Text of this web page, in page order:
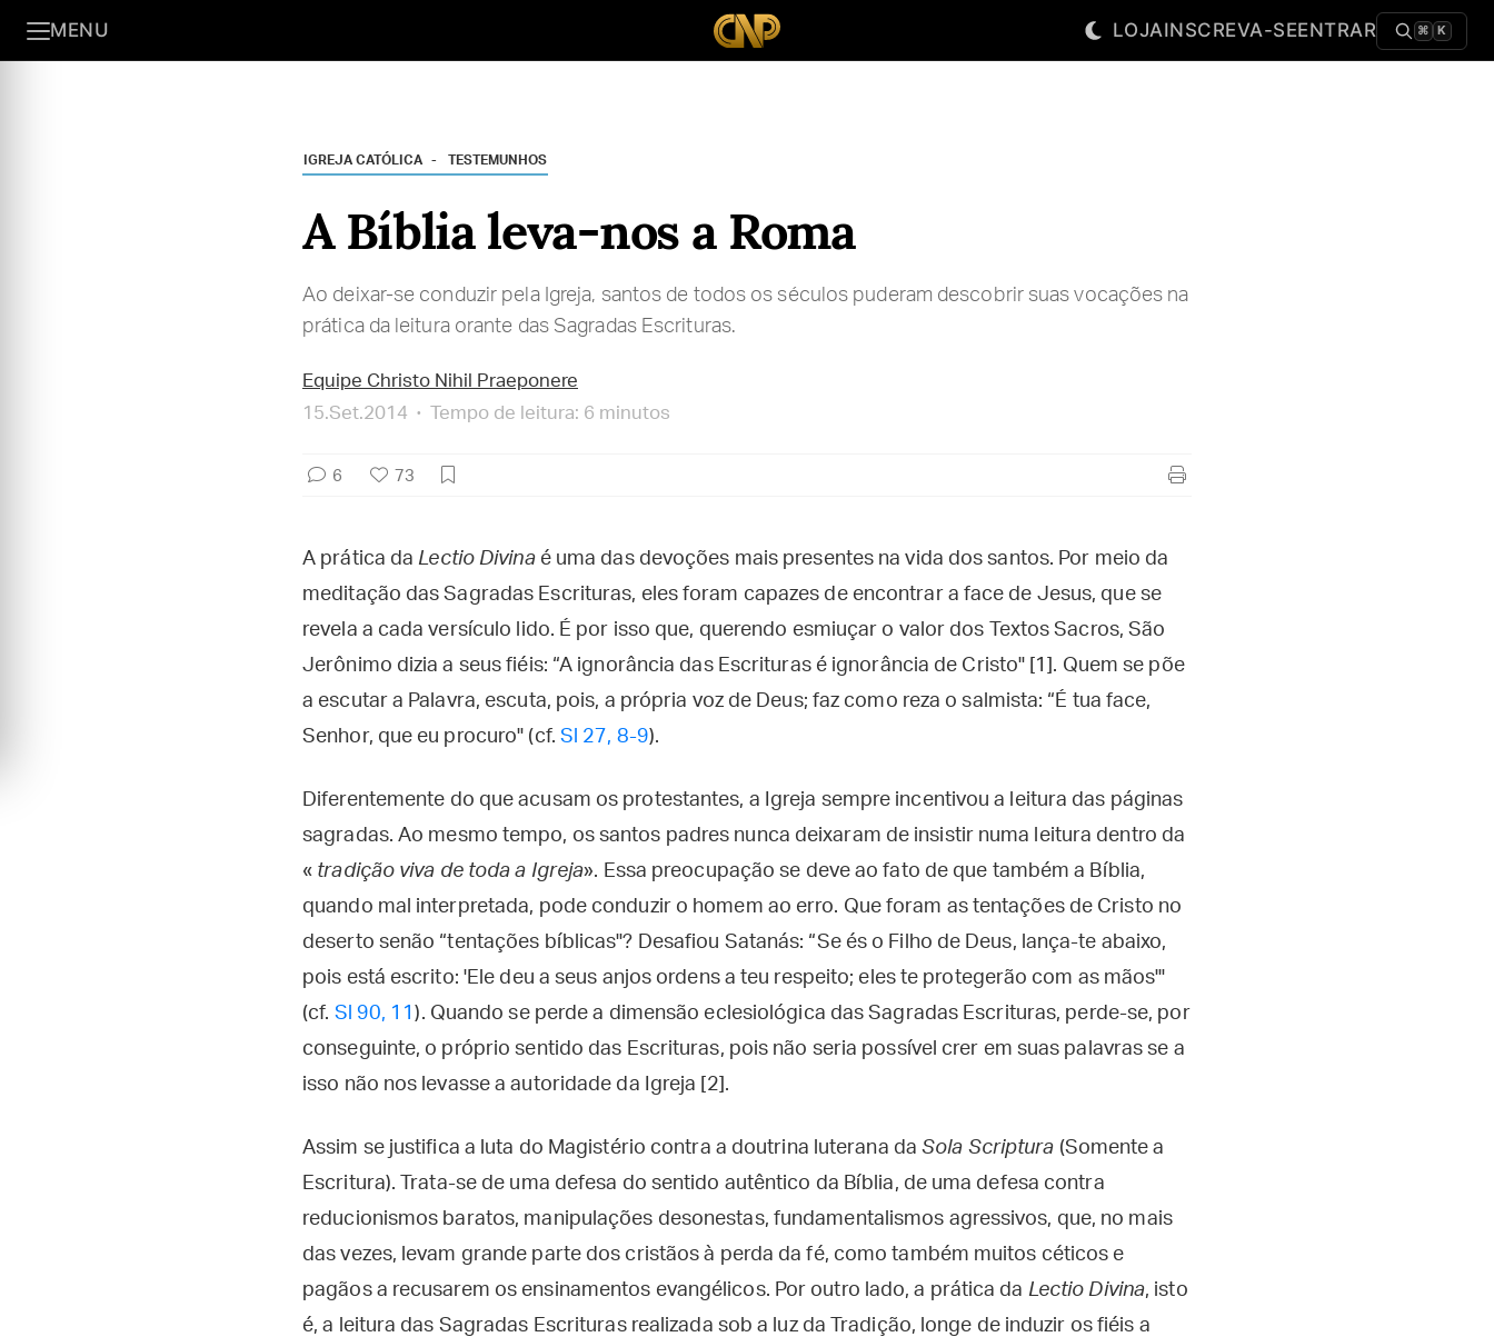
MENU LOJAINSCREVA-SEENTRAR ⌘ K
IGREJA CATÓLICA TESTEMUNHOS
A Bíblia leva-nos a Roma
Ao deixar-se conduzir pela Igreja, santos de todos os séculos puderam descobrir suas vocações na
prática da leitura orante das Sagradas Escrituras.
Equipe Christo Nihil Praeponere
15.Set.2014
Tempo de leitura: 6 minutos
6 73
A prática daLectio Divinaé uma das devoções mais presentes na vida dos santos. Por meio da
meditação das Sagradas Escrituras, eles foram capazes de encontrar a face de Jesus, que se
revela a cada versículo lido. É por isso que, querendo esmiuçar o valor dos Textos Sacros, São
Jerônimo dizia a seus fiéis: “A ignorância das Escrituras é ignorância de Cristo" [1]. Quem se põe
a escutar a Palavra, escuta, pois, a própria voz de Deus; faz como reza o salmista: “É tua face,
Senhor, que eu procuro" (cf. Sl 27, 8-9).
Diferentemente do que acusam os protestantes, a Igreja sempre incentivou a leitura das páginas
sagradas. Ao mesmo tempo, os santos padres nunca deixaram de insistir numa leitura dentro da
« tradição viva de toda a Igreja». Essa preocupação se deve ao fato de que também a Bíblia,
quando mal interpretada, pode conduzir o homem ao erro. Que foram as tentações de Cristo no
deserto senão “tentações bíblicas"? Desafiou Satanás: “Se és o Filho de Deus, lança-te abaixo,
pois está escrito: 'Ele deu a seus anjos ordens a teu respeito; eles te protegerão com as mãos'"
(cf. Sl 90, 11 ). Quando se perde a dimensão eclesiológica das Sagradas Escrituras, perde-se, por
conseguinte, o próprio sentido das Escrituras, pois não seria possível crer em suas palavras se a
isso não nos levasse a autoridade da Igreja [2].
Assim se justifica a luta do Magistério contra a doutrina luterana da Sola Scriptura (Somente a
Escritura). Trata-se de uma defesa do sentido autêntico da Bíblia, de uma defesa contra
reducionismos baratos, manipulações desonestas, fundamentalismos agressivos, que, no mais
das vezes, levam grande parte dos cristãos à perda da fé, como também muitos céticos e
pagãos a recusarem os ensinamentos evangélicos. Por outro lado, a prática da Lectio Divina, isto
é, a leitura das Sagradas Escrituras realizada sob a luz da Tradição, longe de induzir os fiéis a